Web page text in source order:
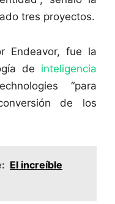
tres proyectos.
Endeavor, fue la
de inteligencia
“para
de los
El increíble